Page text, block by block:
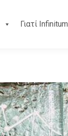
Γιατί Infinitum